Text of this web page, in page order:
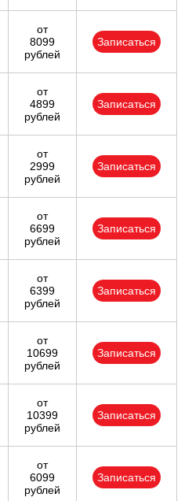
от
8099
рублей
Записаться
от
4899
рублей
Записаться
от
2999
рублей
Записаться
от
6699
рублей
Записаться
от
6399
рублей
Записаться
от
10699
рублей
Записаться
от
10399
рублей
Записаться
от
6099
рублей
Записаться